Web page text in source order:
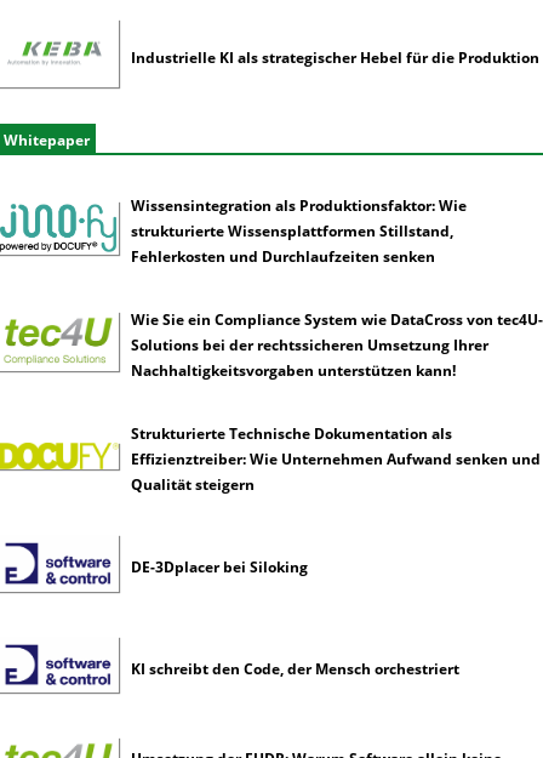
Industrielle KI als strategischer Hebel für die Produktion
Whitepaper
Wissensintegration als Produktionsfaktor: Wie
strukturierte Wissensplattformen Stillstand,
Fehlerkosten und Durchlaufzeiten senken
Wie Sie ein Compliance System wie DataCross von tec4U-
Solutions bei der rechtssicheren Umsetzung Ihrer
Nachhaltigkeitsvorgaben unterstützen kann!
Strukturierte Technische Dokumentation als
Effizienztreiber: Wie Unternehmen Aufwand senken und
Qualität steigern
DE-3Dplacer bei Siloking
KI schreibt den Code, der Mensch orchestriert